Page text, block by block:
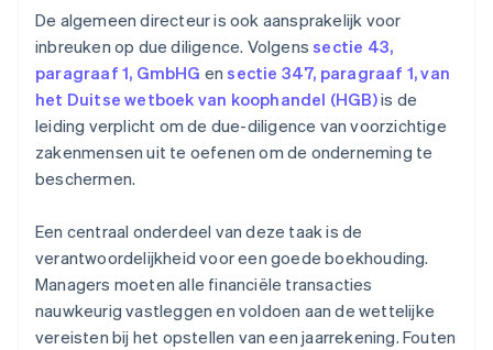
De algemeen directeur is ook aansprakelijk voor
inbreuken op due diligence. Volgenssectie 43,
paragraaf 1, GmbHG ensectie 347, paragraaf 1, van
het Duitse wetboek van koophandel (HGB)is de
leiding verplicht om de due-diligence van voorzichtige
zakenmensen uit te oefenen om de onderneming te
beschermen.
Een centraal onderdeel van deze taak is de
verantwoordelijkheid voor een goede boekhouding.
Managers moeten alle financiële transacties
nauwkeurig vastleggen en voldoen aan de wettelijke
vereisten bij het opstellen van een jaarrekening. Fouten